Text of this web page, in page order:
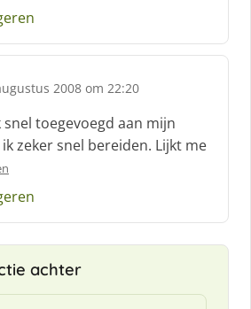
2008 om 22:20
toegevoegd aan mijn
zeker snel bereiden. Lijkt me
achter